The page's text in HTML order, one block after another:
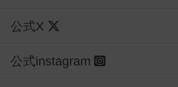
公式X
公式instagram